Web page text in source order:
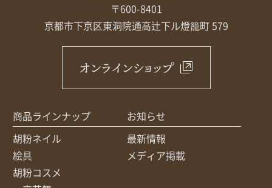
〒600-8401
京都市下京区東洞院通高辻下ル燈籠町 579
オンラインショップ
商品ラインナップ
胡粉ネイル
絵具
胡粉コスメ
お知らせ
最新情報
メディア掲載